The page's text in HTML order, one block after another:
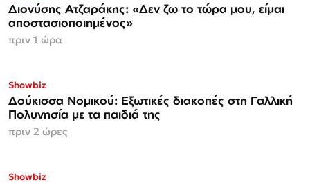
Διονύσης Ατζαράκης: «Δεν ζω το τώρα μου, είμαι
αποστασιοποιημένος»
πριν 1 ώρα
Showbiz
Δούκισσα Νομικού: Εξωτικές διακοπές στη Γαλλική
Πολυνησία με τα παιδιά της
πριν 2 ώρες
Showbiz